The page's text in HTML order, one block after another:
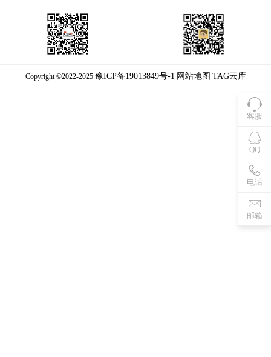
客服
QQ
电话
邮箱
Copyright ©2022-2025 豫ICP备19013849号-1 网站地图 TAG云库